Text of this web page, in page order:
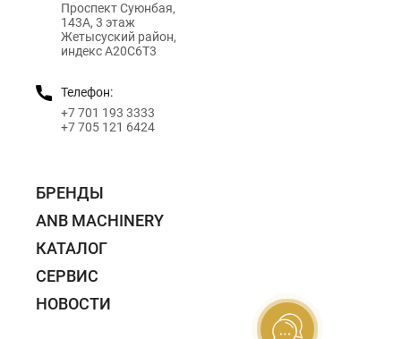
Проспект Суюнбая,
143А, 3 этаж
Жетысуский район,
индекс A20C6T3
Телефон:
+7 701 193 3333
+7 705 121 6424
БРЕНДЫ
ANB MACHINERY
КАТАЛОГ
СЕРВИС
НОВОСТИ